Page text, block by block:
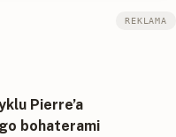
Pierre’a
bohaterami
REKLAMA